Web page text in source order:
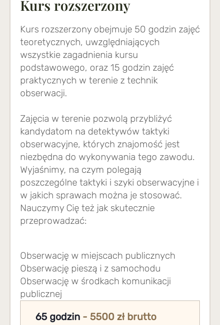
Kurs rozszerzony
Kurs rozszerzony obejmuje 50 godzin zajęć
teoretycznych, uwzględniających
wszystkie zagadnienia kursu
podstawowego, oraz 15 godzin zajęć
praktycznych w terenie z technik
obserwacji.
Zajęcia w terenie pozwolą przybliżyć
kandydatom na detektywów taktyki
obserwacyjne, których znajomość jest
niezbędna do wykonywania tego zawodu.
Wyjaśnimy, na czym polegają
poszczególne taktyki i szyki obserwacyjne i
w jakich sprawach można je stosować.
Nauczymy Cię też jak skutecznie
przeprowadzać:
Obserwację w miejscach publicznych
Obserwację pieszą i z samochodu
Obserwację w środkach komunikacji
publicznej
65 godzin - 5500 zł brutto